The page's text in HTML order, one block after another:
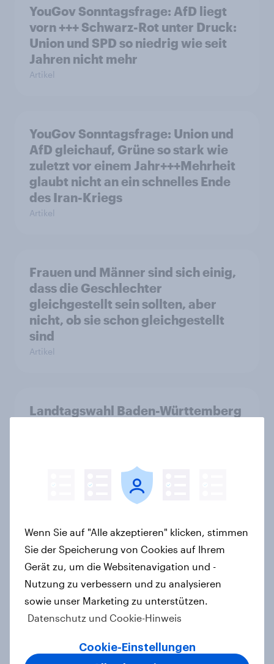
YouGov Sonntagsfrage: AfD liegt
vorn +++ Schwarz-Rot unter Druck:
Union und SPD so niedrig wie seit
Jahren nicht mehr
Artikel
YouGov Sonntagsfrage: Union und
AfD gleichauf, Grüne so stark wie
zuletzt vor einem Jahr+++Mehrheit
glaubt nicht an ein schnelles Ende
des Iran-Kriegs
Artikel
Frauen und Männer sind sich einig,
dass die Geschlechter
gleichgestellt sein sollten, aber
nicht, ob sie schon gleichgestellt
sind
Artikel
Landtagswahl Baden-Württemberg
Cem Özdemir als Kandidat
Zeitenwende 2.0 – Wie
Europäerinnen und Europäer die
transatlantischen Beziehungen
wahrnehmen
Artikel
Wenn Sie auf "Alle akzeptieren" klicken, stimmen
Sie der Speicherung von Cookies auf Ihrem
Gerät zu, um die Websitenavigation und -
Nutzung zu verbessern und zu analysieren
sowie unser Marketing zu unterstützen.
Datenschutz und Cookie-Hinweis
Cookie-Einstellungen